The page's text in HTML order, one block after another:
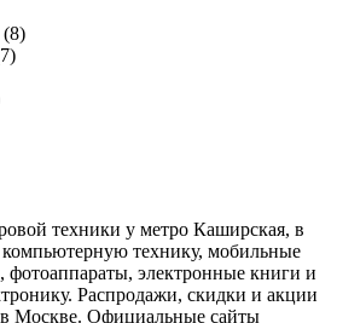
(8)
7)
техники у метро Каширская, в
технику, мобильные
электронные книги и
Распродажи, скидки и акции
Москве. Официальные сайты